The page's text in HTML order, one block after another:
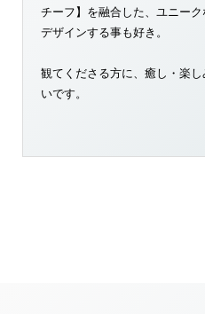
チーフ】を融合した、ユニーク
デザインする事も好き。
観てくださる方に、癒し・楽
いです。